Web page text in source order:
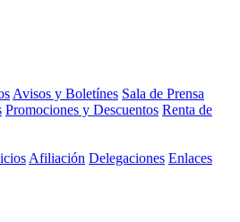
Avisos y Boletínes Sala de Prensa
Promociones y Descuentos Renta de
Afiliación Delegaciones Enlaces